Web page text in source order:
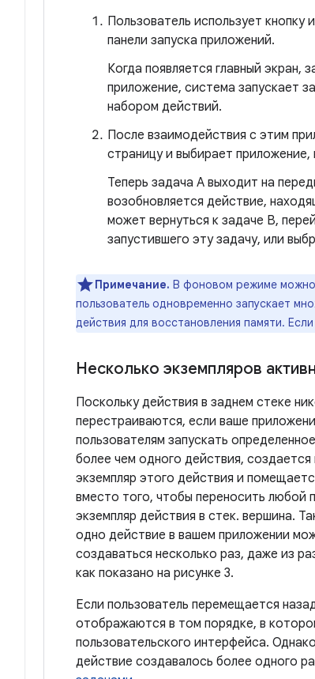
Пользователь использует
панели запуска приложений.
Когда появляется главный экран,
приложение, система запускает
набором действий.
После взаимодействия с этим
страницу и выбирает
Теперь задача А выходит на
возобновляется действие,
может вернуться к задаче B,
запустившего эту задачу, или
Примечание. В фоновом режиме можно
пользователь одновременно запускает
действия для восстановления памяти.
Несколько экземпляров
Поскольку действия в заднем стеке
перестраиваются, если ваше
пользователям запускать
более чем одного действия, создается
экземпляр этого действия и
вместо того, чтобы переносить любой
экземпляр действия в стек. вершина.
одно действие в вашем приложении
создаваться несколько раз, даже из
как показано на рисунке 3.
Если пользователь перемещается
отображаются в том порядке, в
пользовательского интерфейса.
действие создавалось более одного